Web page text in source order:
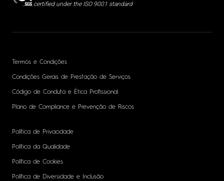
certified under the ISO 9001 standard
Termos e Condições
Condições Gerais de Prestação de Serviços
Código de Conduta e Ética Profissional
Plano de Compliance e Prevenção de Riscos
Política de Privacidade
Política da Qualidade
Política de Cookies
Política de Diversidade e Inclusão